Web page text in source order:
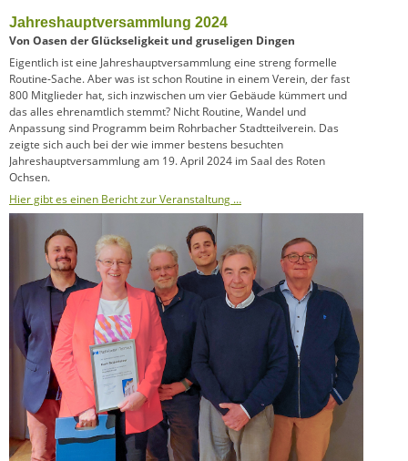
Jahreshauptversammlung 2024
Von Oasen der Glückseligkeit und gruseligen Dingen
Eigentlich ist eine Jahreshauptversammlung eine streng formelle
Routine-Sache. Aber was ist schon Routine in einem Verein, der fast
800 Mitglieder hat, sich inzwischen um vier Gebäude kümmert und
das alles ehrenamtlich stemmt? Nicht Routine, Wandel und
Anpassung sind Programm beim Rohrbacher Stadtteilverein. Das
zeigte sich auch bei der wie immer bestens besuchten
Jahreshauptversammlung am 19. April 2024 im Saal des Roten
Ochsen.
Hier gibt es einen Bericht zur Veranstaltung …